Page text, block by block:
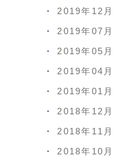
2019年12月
2019年07月
2019年05月
2019年04月
2019年01月
2018年12月
2018年11月
2018年10月